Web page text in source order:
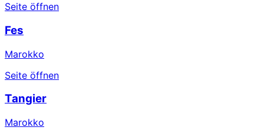
Seite öffnen
Fes
Marokko
Seite öffnen
Tangier
Marokko